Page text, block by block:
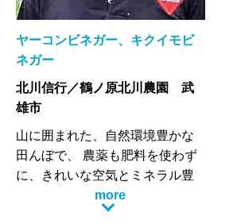
て、噛めば噛むほどパクチーの
味がしっかり味わえます。
ヤーコンビネガー、キクイモビ
ネガー
北川信行／鶴ノ原北川農園 武
雄市
山に囲まれた、自然環境豊かな
田んぼで、 農薬も肥料を使わず
に、きれいな空気とミネラル豊
富な山水の恵みにより、イセヒ
カリという品種の米を育ててい
more